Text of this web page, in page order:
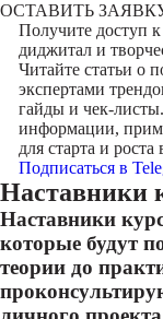
ОСТАВИТЬ
Получите доступ к
диджитал и
Читайте статьи о
экспертами
гайды и чек-
информации,
для старта и роста
Подписаться в
Наставники
Наставники
которые будут
теории до